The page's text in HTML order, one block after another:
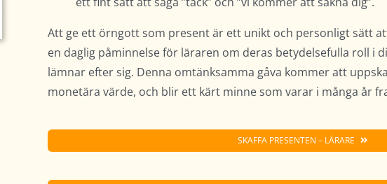
Att ge ett örngott som present är ett unikt och personligt sätt
en daglig påminnelse för läraren om deras betydelsefulla roll i
lämnar efter sig. Denna omtänksamma gåva kommer att
monetära värde, och blir ett kärt minne som varar i många år
SKAFFA PRESENTEN – LÄRARE